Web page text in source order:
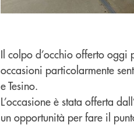
Il colpo d’occhio offerto
occasioni particolarmente
e Tesino.
L’occasione è stata offerta
un opportunità per fare il